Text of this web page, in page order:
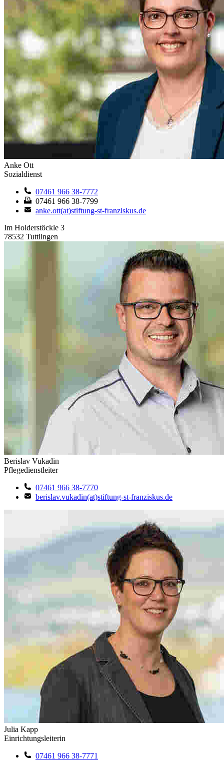
Anke Ott
Sozialdienst
07461 966 38-7772
07461 966 38-7799
anke.ott(at)stiftung-st-franziskus.de
Im Holderstöckle 3
78532 Tuttlingen
Berislav Vukadin
Pflegedienstleiter
07461 966 38-7770
berislav.vukadin(at)stiftung-st-franziskus.de
Julia Kapp
Einrichtungsleiterin
07461 966 38-7771